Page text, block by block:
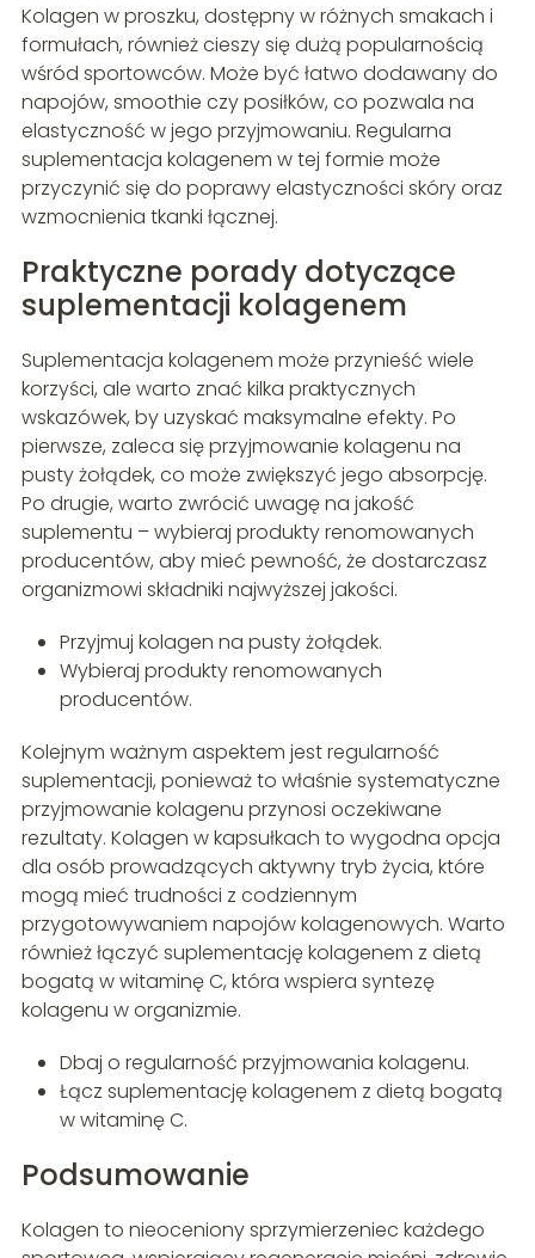
Kolagen w proszku, dostępny w różnych smakach i
formułach, również cieszy się dużą popularnością
wśród sportowców. Może być łatwo dodawany do
napojów, smoothie czy posiłków, co pozwala na
elastyczność w jego przyjmowaniu. Regularna
suplementacja kolagenem w tej formie może
przyczynić się do poprawy elastyczności skóry oraz
wzmocnienia tkanki łącznej.
Praktyczne porady dotyczące
suplementacji kolagenem
Suplementacja kolagenem może przynieść wiele
korzyści, ale warto znać kilka praktycznych
wskazówek, by uzyskać maksymalne efekty. Po
pierwsze, zaleca się przyjmowanie kolagenu na
pusty żołądek, co może zwiększyć jego absorpcję.
Po drugie, warto zwrócić uwagę na jakość
suplementu – wybieraj produkty renomowanych
producentów, aby mieć pewność, że dostarczasz
organizmowi składniki najwyższej jakości.
Przyjmuj kolagen na pusty żołądek.
Wybieraj produkty renomowanych
producentów.
Kolejnym ważnym aspektem jest regularność
suplementacji, ponieważ to właśnie systematyczne
przyjmowanie kolagenu przynosi oczekiwane
rezultaty. Kolagen w kapsułkach to wygodna opcja
dla osób prowadzących aktywny tryb życia, które
mogą mieć trudności z codziennym
przygotowywaniem napojów kolagenowych. Warto
również łączyć suplementację kolagenem z dietą
bogatą w witaminę C, która wspiera syntezę
kolagenu w organizmie.
Dbaj o regularność przyjmowania kolagenu.
Łącz suplementację kolagenem z dietą bogatą
w witaminę C.
Podsumowanie
Kolagen to nieoceniony sprzymierzeniec każdego